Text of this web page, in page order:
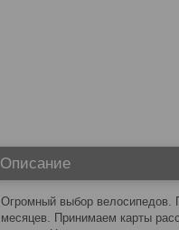
Описание
Огромный выбор велосипедов.
месяцев. Принимаем карты